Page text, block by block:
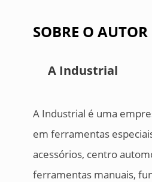
SOBRE O AUTOR
A Industrial
A Industrial é uma
em ferramentas
acessórios, centro
ferramentas manuais,